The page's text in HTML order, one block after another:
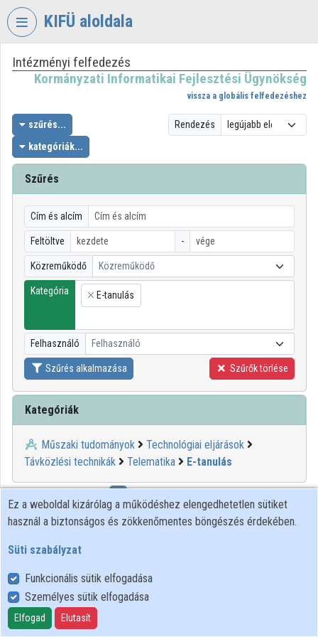
Fejléc kihagyása
KIFÜ aloldala
VIDEOTORIUM
INFORMATIKAI
FEJLESZTÉSI
ÜGYNÖKSÉG
Intézményi kezdőlap
Bejelentkezés
Intézményi felfedezés
Kategóriák
Intézményi listák
Intézmények
Közreműködők
Intézményi felfedezés
Kormányzati Informatikai Fejlesztési Ügynökség
vissza a globális felfedezéshez
szűrés...
kategóriák...
Rendezés
Szűrés
Cím és alcím
Feltöltve -
Közreműködő Közreműködő
Kategória
×
E-tanulás
Felhasználó Felhasználó
Szűrés alkalmazása Szűrők törlése
Kategóriák
Műszaki tudományok
Technológiai eljárások
Távközlési technikák
Telematika E-tanulás
Ez a weboldal kizárólag a működéshez elengedhetetlen sütiket
használ a biztonságos és zökkenőmentes böngészés érdekében.
Süti szabályzat
Funkcionális sütik elfogadása
Személyes sütik elfogadása
Elfogad Elutasít